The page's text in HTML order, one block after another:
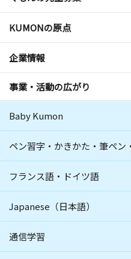
KUMONの原点
企業情報
事業・活動の広がり
Baby Kumon
ペン習字・かきかた・筆ペン
フランス語・ドイツ語
Japanese（日本語）
通信学習